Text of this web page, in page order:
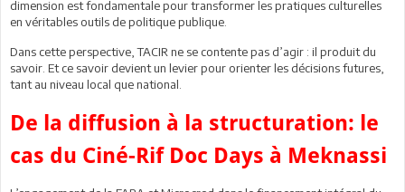
dimension est fondamentale pour transformer les pratiques culturelles
en véritables outils de politique publique.
Dans cette perspective, TACIR ne se contente pas d’agir : il produit du
savoir. Et ce savoir devient un levier pour orienter les décisions futures,
tant au niveau local que national.
De la diffusion à la structuration: le
cas du Ciné-Rif Doc Days à Meknassi